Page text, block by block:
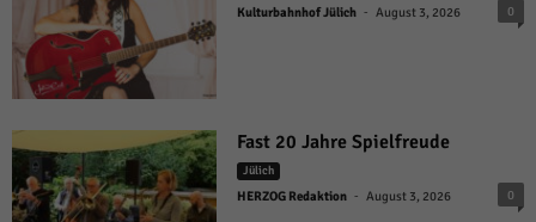
Kulturbahnhof Jülich - August 3, 2026 0
Fast 20 Jahre Spielfreude
Jülich
HERZOG Redaktion - August 3, 2026 0